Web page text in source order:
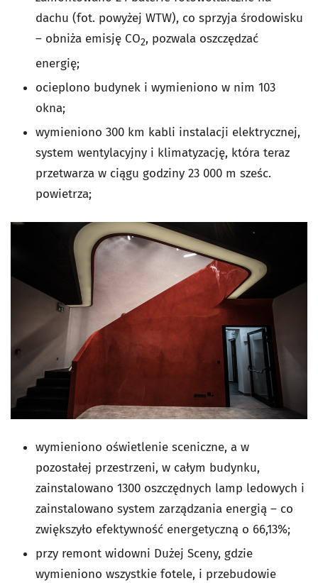
dachu (fot. powyżej WTW), co sprzyja środowisku
– obniża emisję CO2, pozwala oszczędzać
energię;
ocieplono budynek i wymieniono w nim 103
okna;
wymieniono 300 km kabli instalacji elektrycznej,
system wentylacyjny i klimatyzację, która teraz
przetwarza w ciągu godziny 23 000 m sześc.
powietrza;
wymieniono oświetlenie sceniczne, a w
pozostałej przestrzeni, w całym budynku,
zainstalowano 1300 oszczędnych lamp ledowych i
zainstalowano system zarządzania energią – co
zwiększyło efektywność energetyczną o 66,13%;
przy remont widowni Dużej Sceny, gdzie
wymieniono wszystkie fotele, i przebudowie